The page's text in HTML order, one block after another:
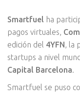
Smartfuel ha
pagos virtuales,
edición del 4YFN , la
startups a nivel
Capital Barcelona.
Smartfuel se puso